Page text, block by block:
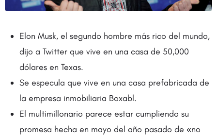
Elon Musk, el segundo hombre más rico del mundo,
dijo a Twitter que vive en una casa de 50,000
dólares en Texas.
Se especula que vive en una casa prefabricada de
la empresa inmobiliaria Boxabl.
El multimillonario parece estar cumpliendo su
promesa hecha en mayo del año pasado de «no